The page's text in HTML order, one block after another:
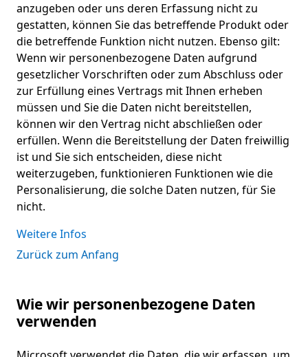
anzugeben oder uns deren Erfassung nicht zu
gestatten, können Sie das betreffende Produkt oder
die betreffende Funktion nicht nutzen. Ebenso gilt:
Wenn wir personenbezogene Daten aufgrund
gesetzlicher Vorschriften oder zum Abschluss oder
zur Erfüllung eines Vertrags mit Ihnen erheben
müssen und Sie die Daten nicht bereitstellen,
können wir den Vertrag nicht abschließen oder
erfüllen. Wenn die Bereitstellung der Daten freiwillig
ist und Sie sich entscheiden, diese nicht
weiterzugeben, funktionieren Funktionen wie die
Personalisierung, die solche Daten nutzen, für Sie
nicht.
Weitere Infos
Zurück zum Anfang
Wie wir personenbezogene Daten
verwenden